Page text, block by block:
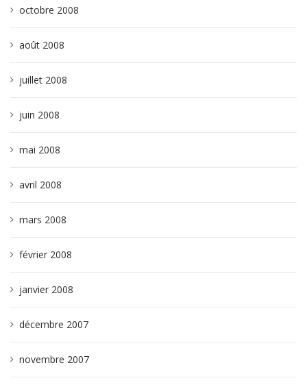
octobre 2008
août 2008
juillet 2008
juin 2008
mai 2008
avril 2008
mars 2008
février 2008
janvier 2008
décembre 2007
novembre 2007